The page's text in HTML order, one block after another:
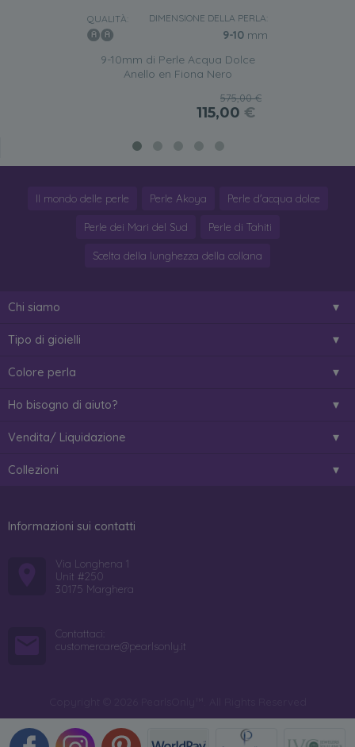
QUALITÀ: DIMENSIONE DELLA PERLA:
9-10 mm
9-10mm di Perle Acqua Dolce
Anello en Fiona Nero
575,00 €
115,00 €
Il mondo delle perle Perle Akoya Perle d'acqua dolce
Perle dei Mari del Sud Perle di Tahiti
Scelta della lunghezza della collana
Chi siamo
Tipo di gioielli
Colore perla
Ho bisogno di aiuto?
Vendita/ Liquidazione
Collezioni
Informazioni sui contatti
Via Longhena 1
Unit #250
30175 Marghera
Contattaci:
customercare@pearlsonly.it